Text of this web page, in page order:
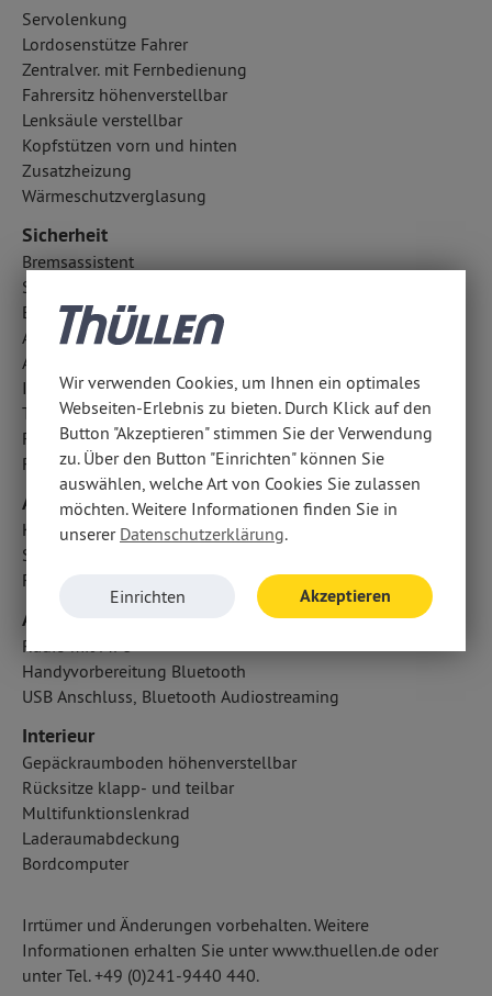
Servolenkung
Lordosenstütze Fahrer
Zentralver. mit Fernbedienung
Fahrersitz höhenverstellbar
Lenksäule verstellbar
Kopfstützen vorn und hinten
Zusatzheizung
Wärmeschutzverglasung
Sicherheit
Bremsassistent
Spurhalteassistent
Elektr. Stabilitätsprogramm ESP
Antiblockiersystem ABS
Außentemperatur Anzeige
ISOFIX Kindersitzbefestigung
Traktionskontrolle
Fahrlichtautomatik
Reifendruckkontrolle
Airbags
Kopfairbag vorn und hinten
Seitenairbag vorn
Fahrer- /Beifahrerairbag
Audio & Kommunikation
Radio mit MP3
Handyvorbereitung Bluetooth
USB Anschluss, Bluetooth Audiostreaming
Interieur
Gepäckraumboden höhenverstellbar
Rücksitze klapp- und teilbar
Multifunktionslenkrad
Laderaumabdeckung
Bordcomputer
Irrtümer und Änderungen vorbehalten. Weitere
Informationen erhalten Sie unter www.thuellen.de oder
unter Tel. +49 (0)241-9440 440.
Wir verwenden Cookies, um Ihnen ein optimales
Webseiten-Erlebnis zu bieten. Durch Klick auf den
Button "Akzeptieren" stimmen Sie der Verwendung
zu. Über den Button "Einrichten" können Sie
auswählen, welche Art von Cookies Sie zulassen
möchten. Weitere Informationen finden Sie in
unserer Datenschutzerklärung.
Einrichten Akzeptieren